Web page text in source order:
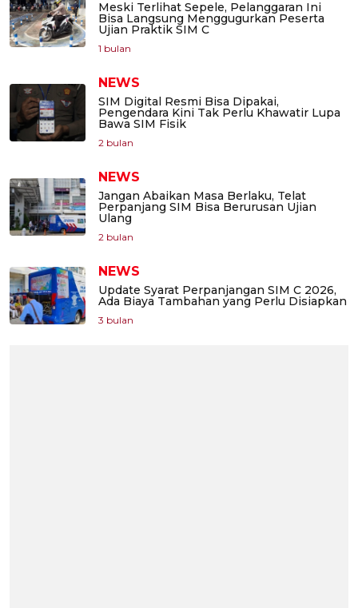
Meski Terlihat Sepele, Pelanggaran Ini
Bisa Langsung Menggugurkan Peserta
Ujian Praktik SIM C
1 bulan
NEWS
SIM Digital Resmi Bisa Dipakai,
Pengendara Kini Tak Perlu Khawatir Lupa
Bawa SIM Fisik
2 bulan
NEWS
Jangan Abaikan Masa Berlaku, Telat
Perpanjang SIM Bisa Berurusan Ujian
Ulang
2 bulan
NEWS
Update Syarat Perpanjangan SIM C 2026,
Ada Biaya Tambahan yang Perlu Disiapkan
3 bulan